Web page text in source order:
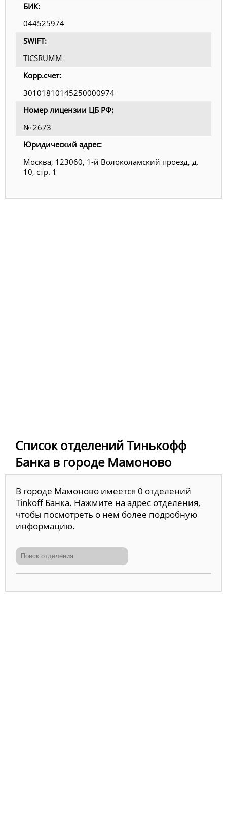
БИК:
044525974
SWIFT:
TICSRUMM
Корр.счет:
30101810145250000974
Номер лицензии ЦБ РФ:
№ 2673
Юридический адрес:
Москва, 123060, 1-й Волоколамский проезд, д.
10, стр. 1
Список отделений Тинькофф
Банка в городе Мамоново
В городе Мамоново имеется 0 отделений
Tinkoff Банка. Нажмите на адрес отделения,
чтобы посмотреть о нем более подробную
информацию.